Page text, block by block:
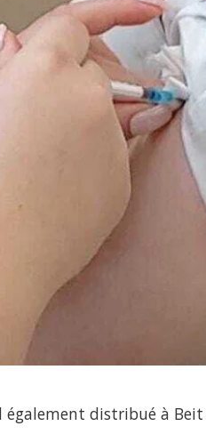
distribué à Beit